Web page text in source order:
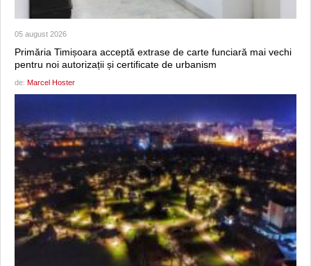
05 august 2026
Primăria Timișoara acceptă extrase de carte funciară mai vechi
pentru noi autorizații și certificate de urbanism
de: Marcel Hoster